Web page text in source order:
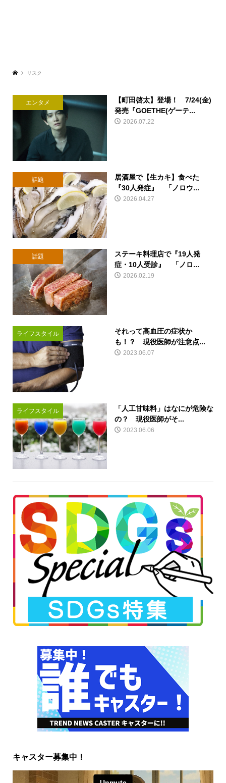
リスク
エンタメ
【町田啓太】登場！ 7/24(金)
発売『GOETHE(ゲーテ...
2026.07.22
話題
居酒屋で【生カキ】食べた
『30人発症』 「ノロウ...
2026.04.27
話題
ステーキ料理店で『19人発
症・10人受診』 「ノロ...
2026.02.19
ライフスタイル
それって高血圧の症状か
も！？ 現役医師が注意点...
2023.06.07
ライフスタイル
「人工甘味料」はなにが危険な
の？ 現役医師がそ...
2023.06.06
キャスター募集中！